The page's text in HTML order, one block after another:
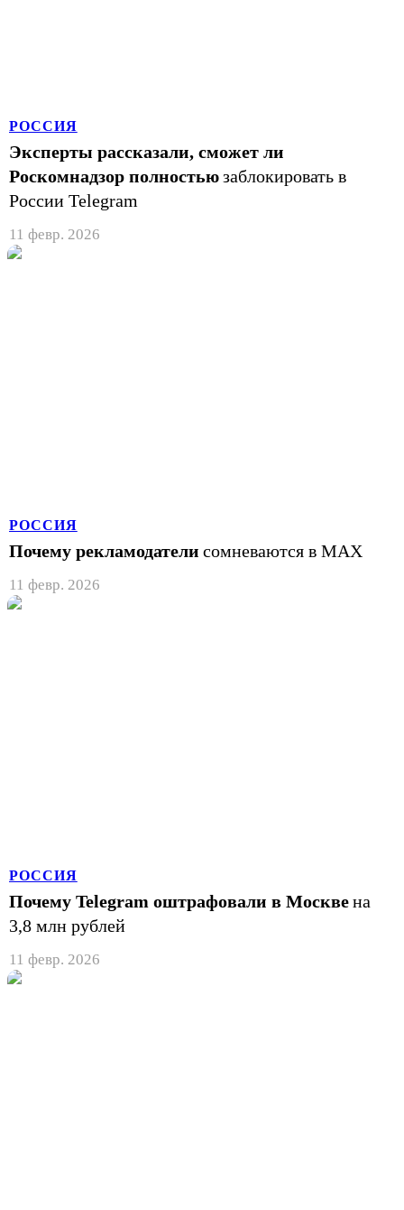
РОССИЯ
Эксперты рассказали, сможет ли
Роскомнадзор полностьюзаблокировать в
России Telegram
11 февр. 2026
РОССИЯ
Почему рекламодатели сомневаются в MAX
11 февр. 2026
РОССИЯ
Почему Telegram оштрафовали в Москвена
3,8 млн рублей
11 февр. 2026